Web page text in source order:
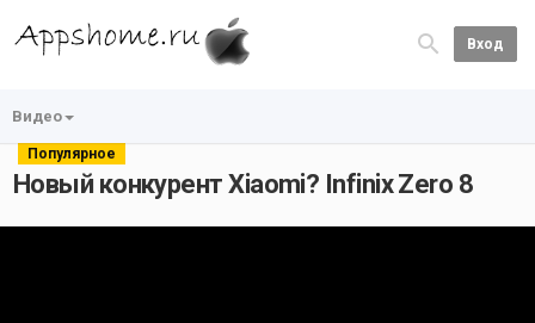
Вход
Видео
Популярное
Новый конкурент Xiaomi? Infinix Zero 8